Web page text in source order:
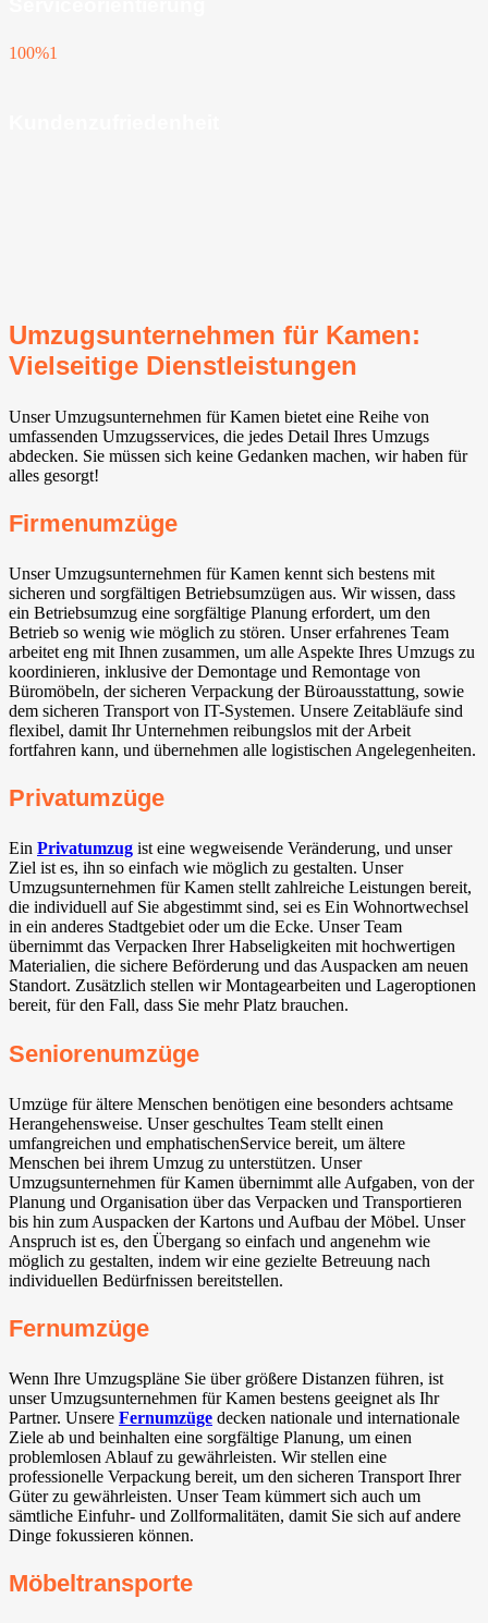
100%1
Umzugsunternehmen für Kamen:
Vielseitige Dienstleistungen
Unser Umzugsunternehmen für Kamen bietet eine Reihe von
umfassenden Umzugsservices, die jedes Detail Ihres Umzugs
abdecken. Sie müssen sich keine Gedanken machen, wir haben für
alles gesorgt!
Firmenumzüge
Unser Umzugsunternehmen für Kamen kennt sich bestens mit
sicheren und sorgfältigen Betriebsumzügen aus. Wir wissen, dass
ein Betriebsumzug eine sorgfältige Planung erfordert, um den
Betrieb so wenig wie möglich zu stören. Unser erfahrenes Team
arbeitet eng mit Ihnen zusammen, um alle Aspekte Ihres Umzugs zu
koordinieren, inklusive der Demontage und Remontage von
Büromöbeln, der sicheren Verpackung der Büroausstattung, sowie
dem sicheren Transport von IT-Systemen. Unsere Zeitabläufe sind
flexibel, damit Ihr Unternehmen reibungslos mit der Arbeit
fortfahren kann, und übernehmen alle logistischen Angelegenheiten.
Privatumzüge
Ein Privatumzug ist eine wegweisende Veränderung, und unser
Ziel ist es, ihn so einfach wie möglich zu gestalten. Unser
Umzugsunternehmen für Kamen stellt zahlreiche Leistungen bereit,
die individuell auf Sie abgestimmt sind, sei es Ein Wohnortwechsel
in ein anderes Stadtgebiet oder um die Ecke. Unser Team
übernimmt das Verpacken Ihrer Habseligkeiten mit hochwertigen
Materialien, die sichere Beförderung und das Auspacken am neuen
Standort. Zusätzlich stellen wir Montagearbeiten und Lageroptionen
bereit, für den Fall, dass Sie mehr Platz brauchen.
Seniorenumzüge
Umzüge für ältere Menschen benötigen eine besonders achtsame
Herangehensweise. Unser geschultes Team stellt einen
umfangreichen und emphatischenService bereit, um ältere
Menschen bei ihrem Umzug zu unterstützen. Unser
Umzugsunternehmen für Kamen übernimmt alle Aufgaben, von der
Planung und Organisation über das Verpacken und Transportieren
bis hin zum Auspacken der Kartons und Aufbau der Möbel. Unser
Anspruch ist es, den Übergang so einfach und angenehm wie
möglich zu gestalten, indem wir eine gezielte Betreuung nach
individuellen Bedürfnissen bereitstellen.
Fernumzüge
Wenn Ihre Umzugspläne Sie über größere Distanzen führen, ist
unser Umzugsunternehmen für Kamen bestens geeignet als Ihr
Partner. Unsere Fernumzüge decken nationale und internationale
Ziele ab und beinhalten eine sorgfältige Planung, um einen
problemlosen Ablauf zu gewährleisten. Wir stellen eine
professionelle Verpackung bereit, um den sicheren Transport Ihrer
Güter zu gewährleisten. Unser Team kümmert sich auch um
sämtliche Einfuhr- und Zollformalitäten, damit Sie sich auf andere
Dinge fokussieren können.
Möbeltransporte